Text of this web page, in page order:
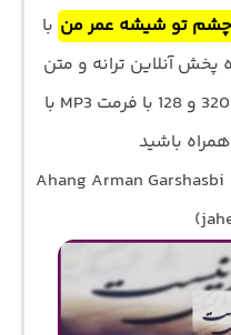
تو شیشه عمر من با
پخش آنلاین ترانه و متن
کامل موسیقی با کیفیت اصلی 320 و 128 با فرمت MP3 با
باشید
Ahang Arman